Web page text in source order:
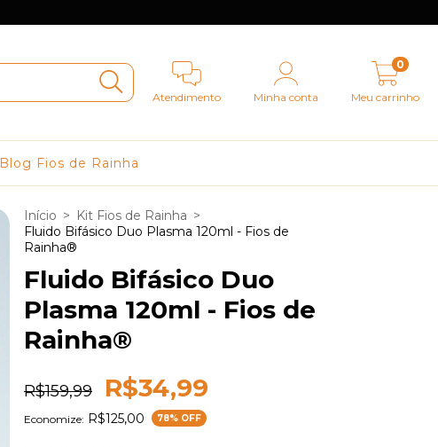
Atendimento Minha conta Meu carrinho
0
Blog Fios de Rainha
Início > Kit Fios de Rainha >
Fluido Bifásico Duo Plasma 120ml - Fios de
Rainha®
Fluido Bifásico Duo
Plasma 120ml - Fios de
Rainha®
R$159,99 R$34,99
Economize: R$125,00 78% OFF